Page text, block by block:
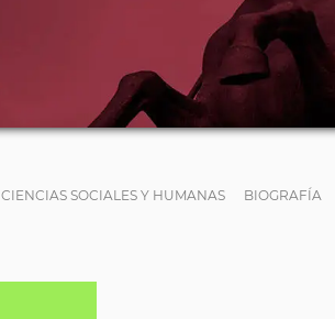
CIENCIAS SOCIALES Y HUMANAS BIOGRAFÍA